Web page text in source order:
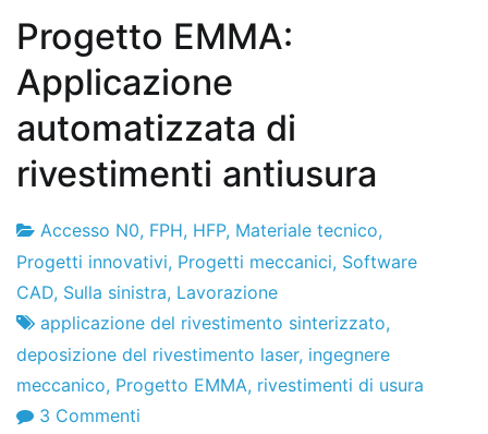
Progetto EMMA:
Applicazione
automatizzata di
rivestimenti antiusura
Fabbrica
di
progetti
11
l'ottobre
2017
Accesso N0, FPH, HFP, Materiale tecnico,
Progetti innovativi, Progetti meccanici, Software
CAD, Sulla sinistra, Lavorazione
applicazione del rivestimento sinterizzato,
deposizione del rivestimento laser, ingegnere
meccanico, Progetto EMMA, rivestimenti di usura
3 Commenti